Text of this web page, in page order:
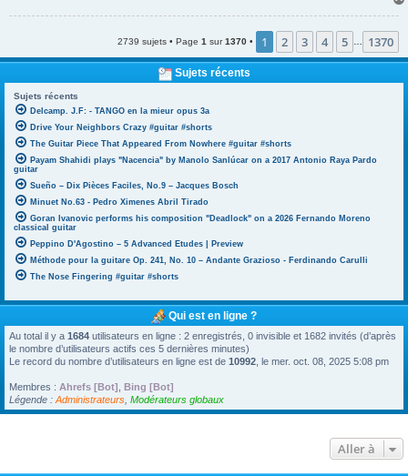
2739 sujets • Page 1 sur1370 • 1 2 3 4 5 1370
Sujets récents
Sujets récents
Delcamp. J.F: - TANGO en la mieur opus 3a
Drive Your Neighbors Crazy #guitar #shorts
The Guitar Piece That Appeared From Nowhere #guitar #shorts
Payam Shahidi plays "Nacencia" by Manolo Sanlúcar on a 2017 Antonio Raya Pardo
guitar
Sueño – Dix Pièces Faciles, No.9 – Jacques Bosch
Minuet No.63 - Pedro Ximenes Abril Tirado
Goran Ivanovic performs his composition "Deadlock" on a 2026 Fernando Moreno
classical guitar
Peppino D'Agostino – 5 Advanced Etudes | Preview
Méthode pour la guitare Op. 241, No. 10 – Andante Grazioso - Ferdinando Carulli
The Nose Fingering #guitar #shorts
Qui est en ligne ?
Au total il y a 1684 utilisateurs en ligne : 2 enregistrés, 0 invisible et 1682 invités (d’après
le nombre d’utilisateurs actifs ces 5 dernières minutes)
Le record du nombre d’utilisateurs en ligne est de 10992 , le mer. oct. 08, 2025 5:08 pm
Membres : Ahrefs [Bot] Bing [Bot]
Légende : Administrateurs Modérateurs globaux
Aller à